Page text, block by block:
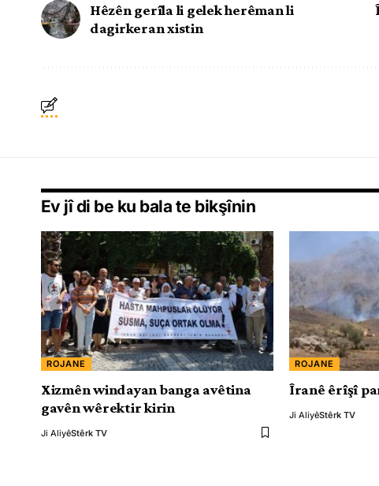
Hêzên gerîla li gelek herêman li
dagirkeran xistin
Ev jî di be ku bala te bikşînin
ROJANE
Xizmên windayan banga avêtina
gavên wêrektir kirin
Ji AliyêStêrk TV
ROJANE
Îranê êrîşî
Ji AliyêStêrk TV